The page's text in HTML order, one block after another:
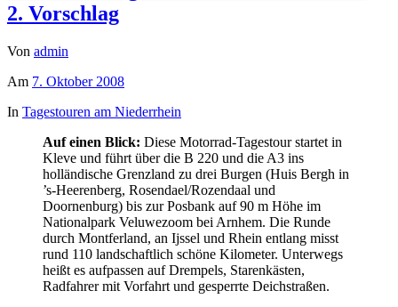
2. Vorschlag
Von admin
Am 7. Oktober 2008
In Tagestouren am Niederrhein
Auf einen Blick: Diese Motorrad-Tagestour startet in
Kleve und führt über die B 220 und die A3 ins
holländische Grenzland zu drei Burgen (Huis Bergh in
’s-Heerenberg, Rosendael/Rozendaal und
Doornenburg) bis zur Posbank auf 90 m Höhe im
Nationalpark Veluwezoom bei Arnhem. Die Runde
durch Montferland, an Ijssel und Rhein entlang misst
rund 110 landschaftlich schöne Kilometer. Unterwegs
heißt es aufpassen auf Drempels, Starenkästen,
Radfahrer mit Vorfahrt und gesperrte Deichstraßen.